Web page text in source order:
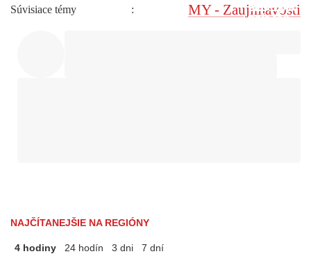
Súvisiace témy : MY - Zaujímavosti
NAJČÍTANEJŠIE NA REGIÓNY
4 hodiny 24 hodín 3 dni 7 dní